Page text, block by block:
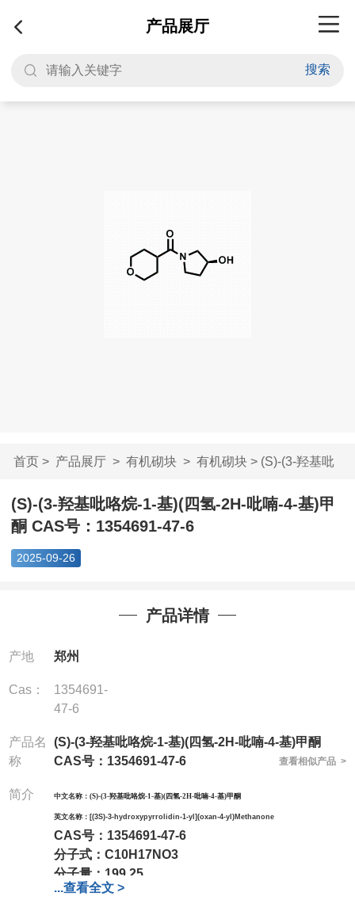
产品展厅
搜索
首页> 产品展厅> 有机砌块> 有机砌块> (S)-(3-羟基吡
咯烷-1-基)(四氢...
(S)-(3-羟基吡咯烷-1-基)(四氢-2H-吡喃-4-基)甲
酮 CAS号：1354691-47-6
2025-09-26
产品详情
产地 郑州
Cas：
1354691-
47-6
产品名
称
(S)-(3-羟基吡咯烷-1-基)(四氢-2H-吡喃-4-基)甲酮
CAS号：1354691-47-6
查看相似产品 >
简介 中文名称： (S)-(3-羟基吡咯烷-1-基)(四氢-2H-吡喃-4-基)甲酮
英文名称： [(3S)-3-hydroxypyrrolidin-1-yl](oxan-4-yl)Methanone
CAS号： 1354691-47-6
分子式： C10H17NO3
分子量： 199.25
包装：1Mg ; 5Mg;10Mg ;100Mg;250Mg ;500Mg
...查看全文 >